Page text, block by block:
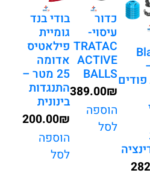
כדור
עיסוי-
TRATAC
ACTIVE
BALLS
₪
389.00
הוספה
לסל
בודי בנד
גומיית
פילאטיס
אדומה
25 מטר –
התנגדות
בינונית
₪
200.00
הוספה
לסל